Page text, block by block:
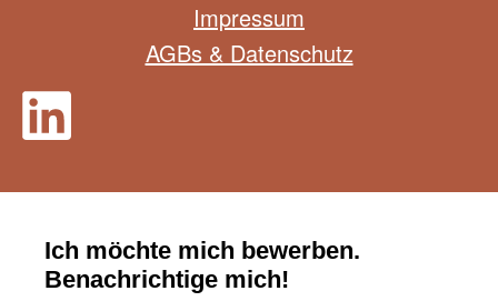
Impressum
AGBs & Datenschutz
Ich möchte mich bewerben.
Benachrichtige mich!